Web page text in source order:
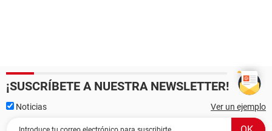
¡SUSCRÍBETE A NUESTRA NEWSLETTER!
Noticias Ver un ejemplo